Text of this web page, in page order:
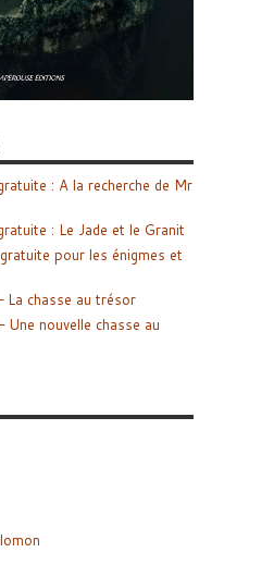
: A la recherche de Mr
: Le Jade et le Granit
pour les énigmes et
La chasse au trésor
Une nouvelle chasse au